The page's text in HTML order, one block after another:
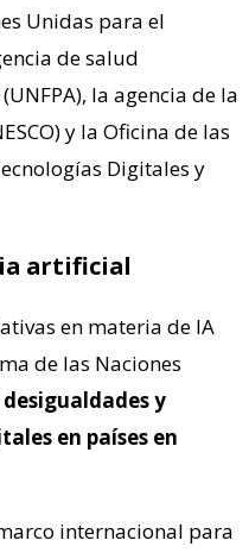
Unidas para el
de salud
la agencia de la
y la Oficina de las
Digitales y
artificial
en materia de IA
de las Naciones
y
en países en
internacional para